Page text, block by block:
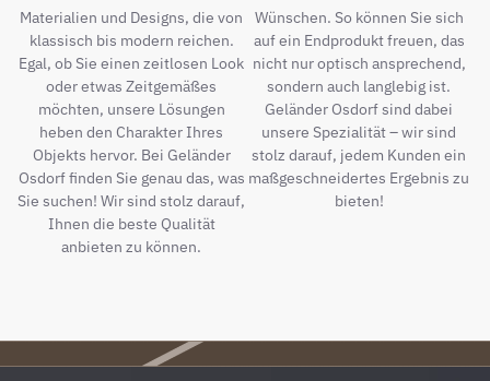
Materialien und Designs, die von
klassisch bis modern reichen.
Egal, ob Sie einen zeitlosen Look
oder etwas Zeitgemäßes
möchten, unsere Lösungen
heben den Charakter Ihres
Objekts hervor. Bei Geländer
Osdorf finden Sie genau das, was
Sie suchen! Wir sind stolz darauf,
Ihnen die beste Qualität
anbieten zu können.
Wünschen. So können Sie sich
auf ein Endprodukt freuen, das
nicht nur optisch ansprechend,
sondern auch langlebig ist.
Geländer Osdorf sind dabei
unsere Spezialität – wir sind
stolz darauf, jedem Kunden ein
maßgeschneidertes Ergebnis zu
bieten!